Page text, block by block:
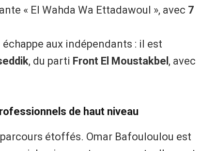
« El Wahda Wa Ettadawoul », avec 7
aux indépendants : il est
, du parti Front El Moustakbel , avec
de haut niveau
étoffés. Omar Bafouloulou est